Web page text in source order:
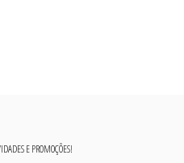
E PROMOÇÕES!